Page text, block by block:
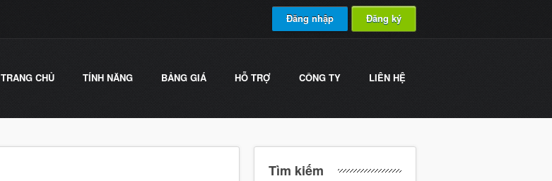
Đăng nhập Đăng ký
TRANG CHỦ TÍNH NĂNG BẢNG GIÁ HỖ TRỢ CÔNG TY LIÊN HỆ
Tìm kiếm